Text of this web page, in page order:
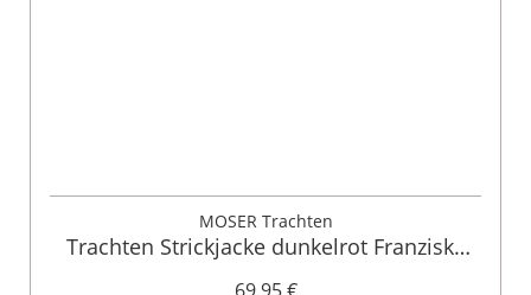
MOSER Trachten
Trachten Strickjacke dunkelrot Franziska